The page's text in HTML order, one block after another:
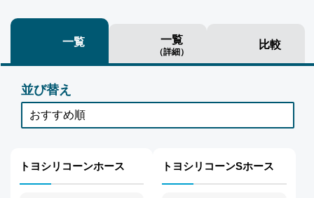
一覧 一覧
（詳細）
比較
並び替え
トヨシリコーンホース トヨシリコーンSホース